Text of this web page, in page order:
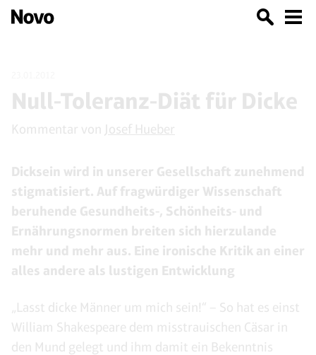
Null-Toleranz-Diät für Dicke
Kommentar von Josef Hueber
Dicksein wird in unserer Gesellschaft zunehmend
stigmatisiert. Auf fragwürdiger Wissenschaft
beruhende Gesundheits-, Schönheits- und
Ernährungsnormen breiten sich hierzulande
mehr und mehr aus. Eine ironische Kritik an einer
alles andere als lustigen Entwicklung
„Lasst dicke Männer um mich sein!“ – So hat es einst
William Shakespeare dem misstrauischen Cäsar in
den Mund gelegt und ihm damit ein Bekenntnis